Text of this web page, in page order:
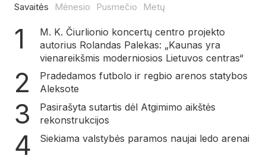
Savaitės Mėnesio Pusmečio Metų
M. K. Čiurlionio koncertų centro projekto
autorius Rolandas Palekas: „Kaunas yra
vienareikšmis moderniosios Lietuvos centras“
Pradedamos futbolo ir regbio arenos statybos
Aleksote
Pasirašyta sutartis dėl Atgimimo aikštės
rekonstrukcijos
Siekiama valstybės paramos naujai ledo arenai